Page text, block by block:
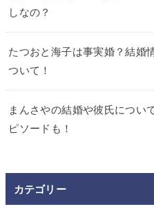
しなの？
たつおと海子は事実婚？結婚
ついて！
まんさやの結婚や彼氏につい
ピソードも！
カテゴリー